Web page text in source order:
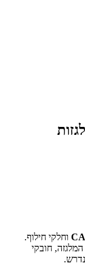
וחלקי חילוף.
חובקי